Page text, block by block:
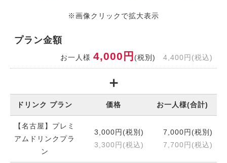
※画像クリックで拡大表示
プラン金額
お一人様 4,000円 (税別) 4,400円(税込)
ドリンク プラン 価格 お一人様(合計)
【名古屋】プレミ
アムドリンクプラ
ン
3,000円(税別)
3,300円(税込)
7,000円(税別)
7,700円(税込)